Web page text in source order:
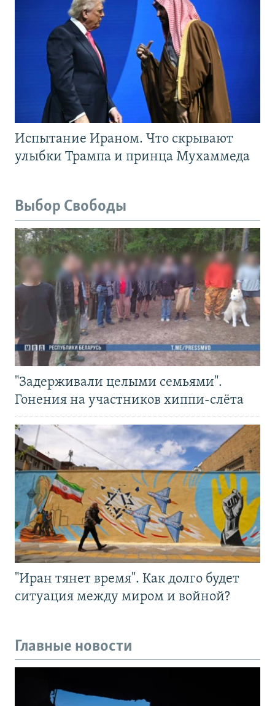
Испытание Ираном. Что скрывают
улыбки Трампа и принца Мухаммеда
Выбор Свободы
"Задерживали целыми семьями".
Гонения на участников хиппи-слёта
"Иран тянет время". Как долго будет
ситуация между миром и войной?
Главные новости